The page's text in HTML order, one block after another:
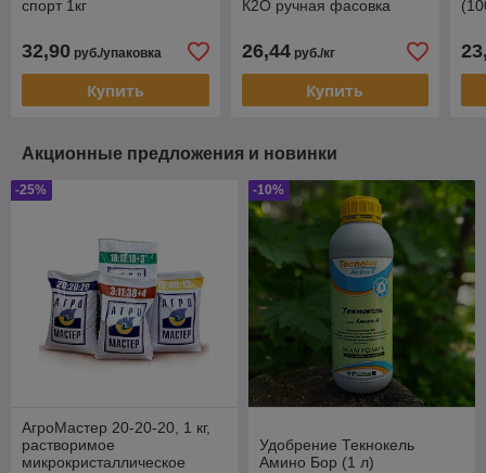
спорт 1кг
32,90 руб./упаковка
Купить
К2О ручная фасовка
26,44руб./кг
Купить
Акционные предложения и новинки
-25%
АгроМастер 20-20-20, 1 кг,
растворимое
микрокристаллическое
-10%
Удобрение Текнокель
Амино Бор (1 л)